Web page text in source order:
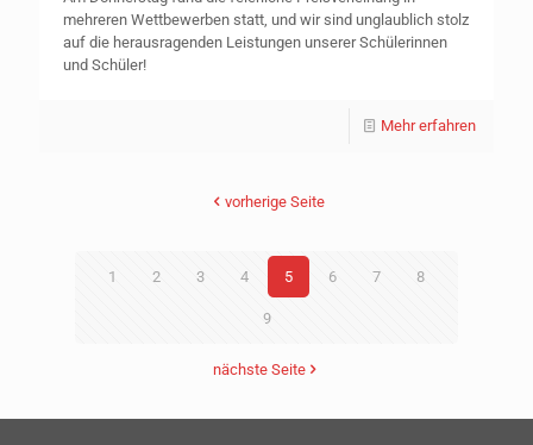
mehreren Wettbewerben statt, und wir sind unglaublich stolz
auf die herausragenden Leistungen unserer Schülerinnen
und Schüler!
Mehr erfahren
vorherige Seite
1 2 3 4 5 6 7 8
9
nächste Seite